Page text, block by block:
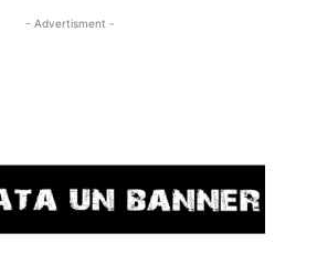
- Advertisment -